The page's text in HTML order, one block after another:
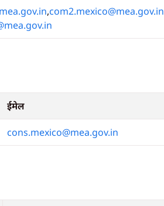
,com2.mexico@mea.gov.in
ईमेल
cons.mexico@mea.gov.in